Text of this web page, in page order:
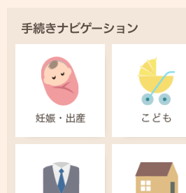
手続きナビゲーション